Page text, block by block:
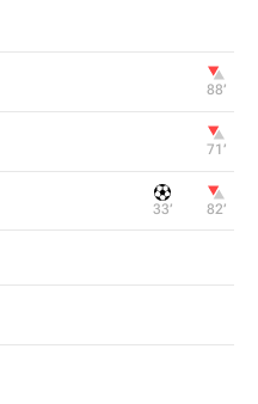
88‎’‎
71‎’‎
33‎’‎ 82‎’‎